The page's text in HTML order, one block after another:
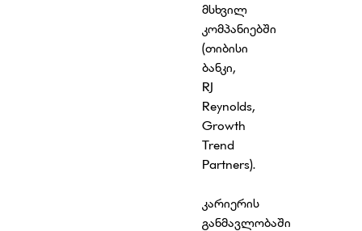
მსხვილ
კომპანიებში
(თიბისი
ბანკი,
RJ
Reynolds,
Growth
Trend
Partners).
კარიერის
განმავლობაში